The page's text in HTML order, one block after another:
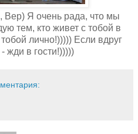
Вер) Я очень рада, что мы
тем, кто живет с тобой в
лично!))))) Если вдруг
жди в гости!)))))